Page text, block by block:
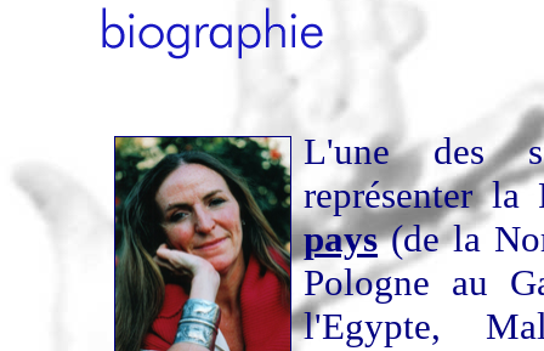
L'une des
représenter
pays(de la
Pologne au
l'Egypte,